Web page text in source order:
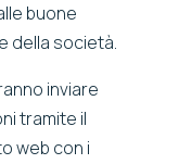
buone
della società.
inviare
tramite il
web con i